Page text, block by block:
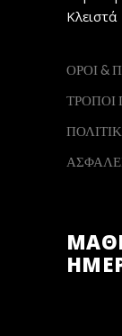
Κλειστά
ΟΡΟΙ &